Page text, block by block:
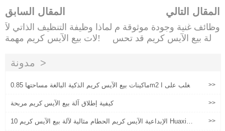
المقال السابق
لماذا وظيفة التنظيف الذاتي لآ
لات بيع الآيس كريم مهمة!
المقال التالي
وظائف غنية وجودة موثوقة م
ن آلة بيع الآيس كريم قد تحس
مدونة
ماكينات بيع الآيس كريم الذكية البالغة مساحتها 0.85m2 تتغلب على ا
>>
كيفية إطلاق آلة بيع الآيس كريم مربحة >>
10 الإبداعية الآيس كريم الحطام مثالية لآلة بيع الآيس كريم Huaxin ا
>>